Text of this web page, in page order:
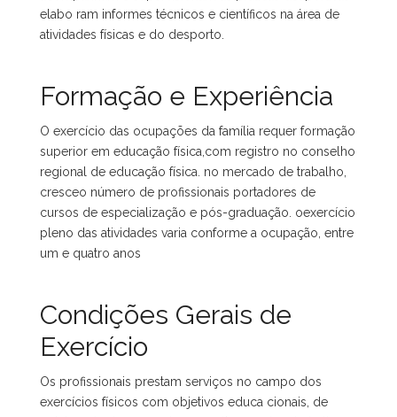
elabo ram informes técnicos e científicos na área de
atividades físicas e do desporto.
Formação e Experiência
O exercício das ocupações da família requer formação
superior em educação física,com registro no conselho
regional de educação física. no mercado de trabalho,
cresceo número de profissionais portadores de
cursos de especialização e pós-graduação. oexercício
pleno das atividades varia conforme a ocupação, entre
um e quatro anos
Condições Gerais de
Exercício
Os profissionais prestam serviços no campo dos
exercícios físicos com objetivos educa cionais, de